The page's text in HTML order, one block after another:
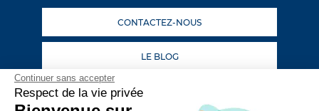
Continuer sans accepter
Respect de la vie privée
CONTACTEZ-NOUS
LE BLOG